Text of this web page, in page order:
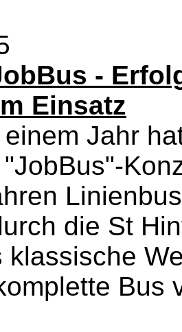
-
Einsatz
Jahr
die St
klassische
Bus